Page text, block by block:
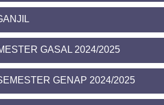
GASAL 2024/2025
GENAP 2024/2025